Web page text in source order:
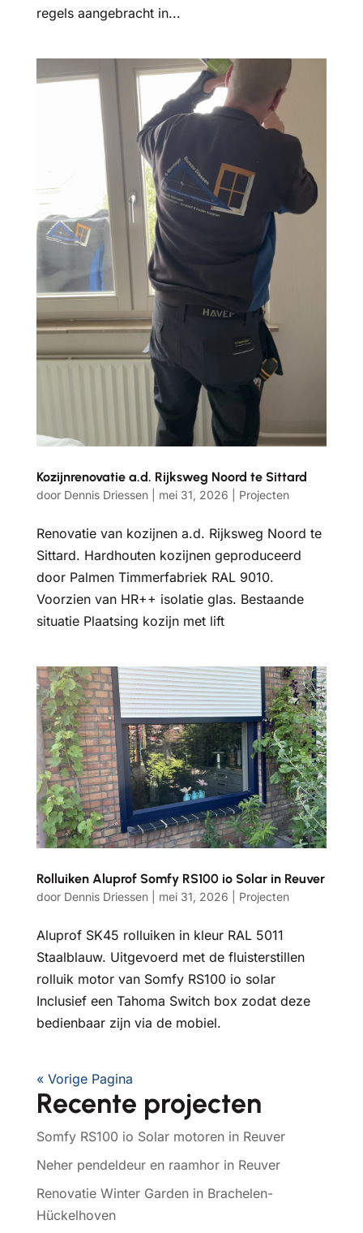
regels aangebracht in...
Kozijnrenovatie a.d. Rijksweg Noord te Sittard
door Dennis Driessen| mei 31, 2026 Projecten
Renovatie van kozijnen a.d. Rijksweg Noord te
Sittard. Hardhouten kozijnen geproduceerd
door Palmen Timmerfabriek RAL 9010.
Voorzien van HR++ isolatie glas. Bestaande
situatie Plaatsing kozijn met lift
Rolluiken Aluprof Somfy RS100 io Solar in Reuver
door Dennis Driessen| mei 31, 2026 Projecten
Aluprof SK45 rolluiken in kleur RAL 5011
Staalblauw. Uitgevoerd met de fluisterstillen
rolluik motor van Somfy RS100 io solar
Inclusief een Tahoma Switch box zodat deze
bedienbaar zijn via de mobiel.
« Vorige Pagina
Recente projecten
Somfy RS100 io Solar motoren in Reuver
Neher pendeldeur en raamhor in Reuver
Renovatie Winter Garden in Brachelen-
Hückelhoven